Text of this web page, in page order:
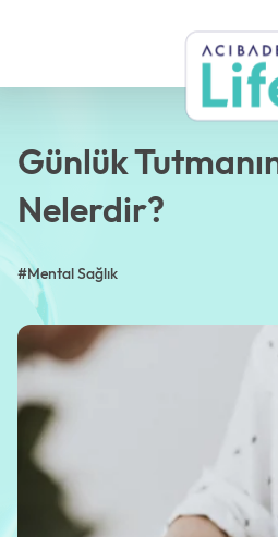
Mental Sağlık
Günlük
Nelerdir?
#Mental Sağlık